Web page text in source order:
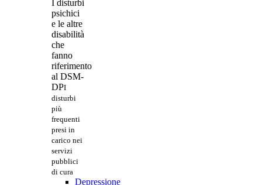
I disturbi
psichici
e le altre
disabilità
che
fanno
riferimento
al DSM-
DPI
disturbi
più
frequenti
presi in
carico nei
servizi
pubblici
di cura
Depressione